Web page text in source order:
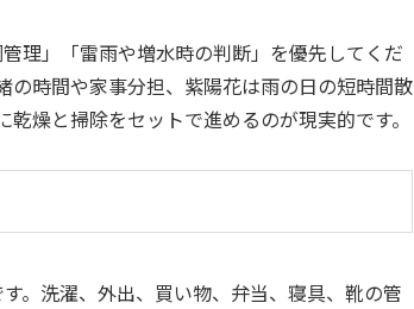
理」「雷雨や増水時の判断」を優先してくだ
時間や家事分担、紫陽花は雨の日の短時間散
燥と掃除をセットで進めるのが現実的です。
。洗濯、外出、買い物、弁当、寝具、靴の管